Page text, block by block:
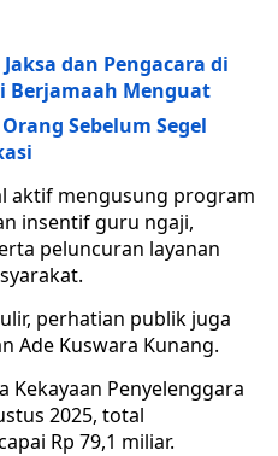
dan Pengacara di
Berjamaah Menguat
Sebelum Segel
aktif mengusung program
insentif guru ngaji,
peluncuran layanan
perhatian publik juga
Ade Kuswara Kunang.
Kekayaan Penyelenggara
2025, total
Rp 79,1 miliar.